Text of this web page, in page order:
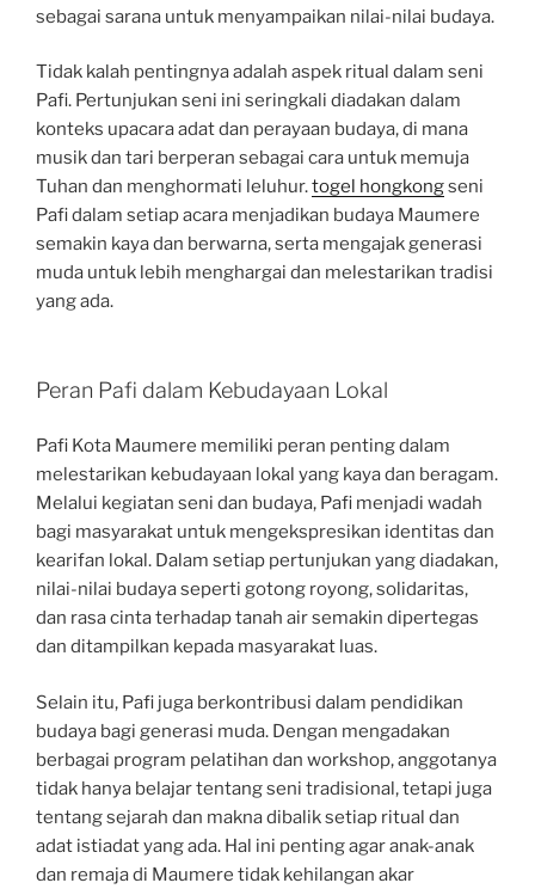
sebagai sarana untuk menyampaikan nilai-nilai budaya.
Tidak kalah pentingnya adalah aspek ritual dalam seni
Pafi. Pertunjukan seni ini seringkali diadakan dalam
konteks upacara adat dan perayaan budaya, di mana
musik dan tari berperan sebagai cara untuk memuja
Tuhan dan menghormati leluhur.togel hongkongseni
Pafi dalam setiap acara menjadikan budaya Maumere
semakin kaya dan berwarna, serta mengajak generasi
muda untuk lebih menghargai dan melestarikan tradisi
yang ada.
Peran Pafi dalam Kebudayaan Lokal
Pafi Kota Maumere memiliki peran penting dalam
melestarikan kebudayaan lokal yang kaya dan beragam.
Melalui kegiatan seni dan budaya, Pafi menjadi wadah
bagi masyarakat untuk mengekspresikan identitas dan
kearifan lokal. Dalam setiap pertunjukan yang diadakan,
nilai-nilai budaya seperti gotong royong, solidaritas,
dan rasa cinta terhadap tanah air semakin dipertegas
dan ditampilkan kepada masyarakat luas.
Selain itu, Pafi juga berkontribusi dalam pendidikan
budaya bagi generasi muda. Dengan mengadakan
berbagai program pelatihan dan workshop, anggotanya
tidak hanya belajar tentang seni tradisional, tetapi juga
tentang sejarah dan makna dibalik setiap ritual dan
adat istiadat yang ada. Hal ini penting agar anak-anak
dan remaja di Maumere tidak kehilangan akar